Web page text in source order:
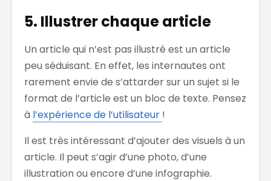
5. Illustrer chaque article
Un article qui n’est pas illustré est un article
peu séduisant. En effet, les internautes ont
rarement envie de s’attarder sur un sujet si le
format de l’article est un bloc de texte. Pensez
à l’expérience de l’utilisateur !
Il est très intéressant d’ajouter des visuels à un
article. Il peut s’agir d’une photo, d’une
illustration ou encore d’une infographie.